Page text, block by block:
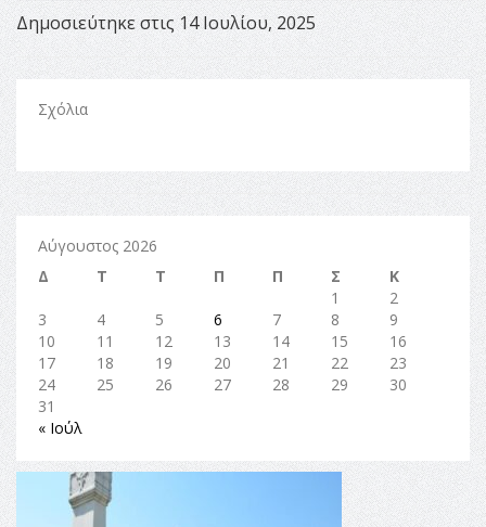
Δημοσιεύτηκε στις 14 Ιουλίου, 2025
Σχόλια
Αύγουστος 2026
Δ
Τ Τ Π Π Σ
Κ
1
2
3
4 5 6 7 8
9
10
11 12 13 14 15
16
17
18 19 20 21 22
23
24
25 26 27 28 29
30
31
« Ιούλ